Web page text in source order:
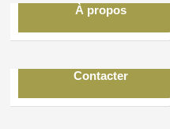
À propos
Contacter